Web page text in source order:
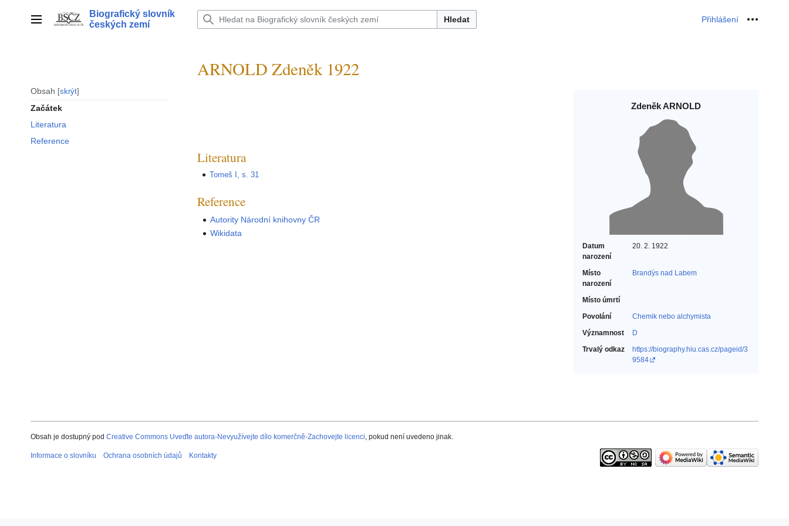
Hlavní menu
Biografický slovník
českých zemí
Hledat Přihlášení Osobní
Obsah skrýt
Začátek
Literatura
Reference
ARNOLD Zdeněk 1922
Zdeněk ARNOLD
Datum
narození
20. 2. 1922
Místo
narození
Brandýs nad Labem
Místo úmrtí
Povolání
Chemik nebo alchymista‎
Významnost
D
Trvalý odkaz
https://biography.hiu.cas.cz/pageid/3
9584
Literatura
Tomeš I, s. 31
Reference
Autority Národní knihovny ČR
Wikidata
Obsah je dostupný pod Creative Commons Uveďte autora-Nevyužívejte dílo komerčně-Zachovejte licenci, pokud není uvedeno jinak.
Informace o slovníku Ochrana osobních údajů Kontakty